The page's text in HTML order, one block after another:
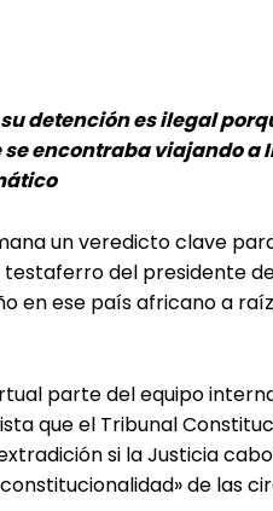
detención es ilegal
encontraba viajando a
un veredicto clave
del presidente
en ese país africano a
parte del equipo
que el Tribunal
si la Justicia
de las